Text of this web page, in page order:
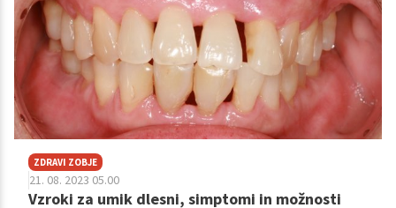
stanja vplivajo na zdravje zob in obzobnih tkiv.
ZDRAVI ZOBJE
21. 08. 2023 05.00
Vzroki za umik dlesni, simptomi in možnosti